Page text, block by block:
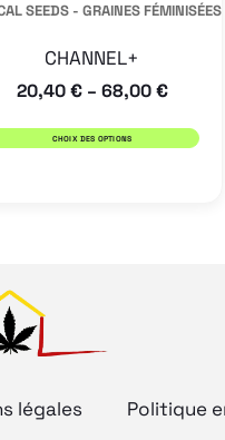
SEEDS - GRAINES FÉMINISÉES
CHANNEL+
20,40€– 68,00€
CHOIX DES OPTIONS
légales Politique